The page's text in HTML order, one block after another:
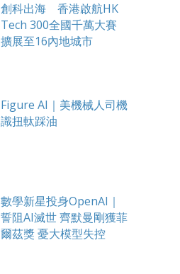
創科出海 香港啟航HK
Tech 300全國千萬大賽
擴展至16內地城市
Figure AI｜美機械人司機
識扭軚踩油
數學新星投身OpenAI｜
誓阻AI滅世 齊默曼剛獲菲
爾茲獎 憂大模型失控